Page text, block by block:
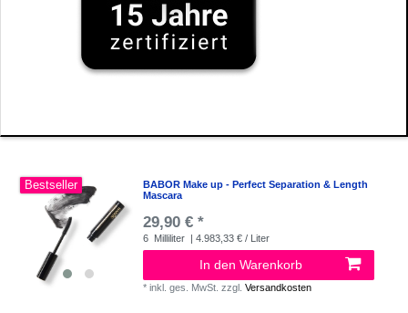
Bestseller
BABOR Make up - Perfect Separation & Length
Mascara
29,90 € *
6 Milliliter | 4.983,33 € / Liter
In den Warenkorb
*inkl. ges. MwSt. zzgl.Versandkosten